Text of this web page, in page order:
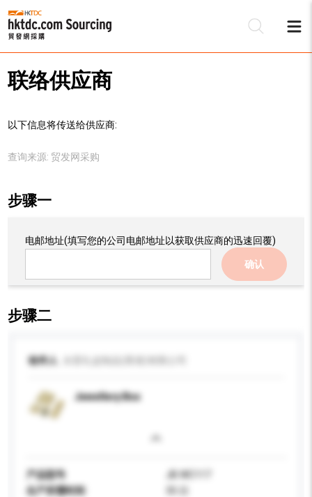
联络供应商
以下信息将传送给供应商:
查询来源: 贸发网采购
步骤一
电邮地址(填写您的公司电邮地址以获取供应商的迅速回覆)
确认
步骤二
收件人
Jewellery Box
产品型号
JB WC117
生产所需时间